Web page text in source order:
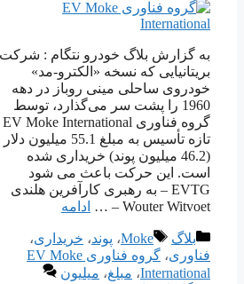
به گزارش بلاگ خودرو نتگام : شرکت
بریتانیایی که نسخه «الکترو-مد»
خودروی ساحلی مینی روباز در دهه
1960 را پشت سر می‌گذارد، توسط
گروه فناوری EV Moke International
تازه تأسیس به مبلغ 55.1 میلیون دلار
(46.2 میلیون پوند) خریداری شده
است. این حرکت باعث می شود
EVTG – به رهبری کارآفرین هلندی
Wouter Witvoet – …
ادامه
دسته‌ها
بلاگ برچسب‌ها
Moke، پوند، خریداری،
فناوری،
گروه فناوری EV Moke
International، مبلغ، میلیون